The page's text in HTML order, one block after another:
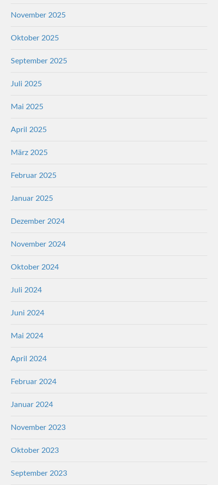
November 2025
Oktober 2025
September 2025
Juli 2025
Mai 2025
April 2025
März 2025
Februar 2025
Januar 2025
Dezember 2024
November 2024
Oktober 2024
Juli 2024
Juni 2024
Mai 2024
April 2024
Februar 2024
Januar 2024
November 2023
Oktober 2023
September 2023